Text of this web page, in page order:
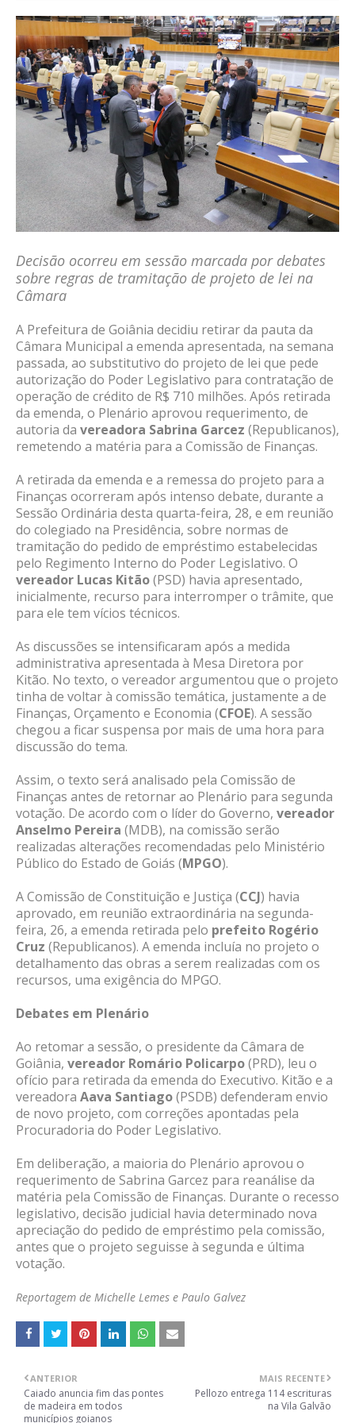
Decisão ocorreu em sessão marcada por debates
sobre regras de tramitação de projeto de lei na
Câmara
A Prefeitura de Goiânia decidiu retirar da pauta da
Câmara Municipal a emenda apresentada, na semana
passada, ao substitutivo do projeto de lei que pede
autorização do Poder Legislativo para contratação de
operação de crédito de R$ 710 milhões. Após retirada
da emenda, o Plenário aprovou requerimento, de
autoria da vereadora Sabrina Garcez (Republicanos),
remetendo a matéria para a Comissão de Finanças.
A retirada da emenda e a remessa do projeto para a
Finanças ocorreram após intenso debate, durante a
Sessão Ordinária desta quarta-feira, 28, e em reunião
do colegiado na Presidência, sobre normas de
tramitação do pedido de empréstimo estabelecidas
pelo Regimento Interno do Poder Legislativo. O
vereador Lucas Kitão(PSD) havia apresentado,
inicialmente, recurso para interromper o trâmite, que
para ele tem vícios técnicos.
As discussões se intensificaram após a medida
administrativa apresentada à Mesa Diretora por
Kitão. No texto, o vereador argumentou que o projeto
tinha de voltar à comissão temática, justamente a de
Finanças, Orçamento e Economia (CFOE). A sessão
chegou a ficar suspensa por mais de uma hora para
discussão do tema.
Assim, o texto será analisado pela Comissão de
Finanças antes de retornar ao Plenário para segunda
votação. De acordo com o líder do Governo, vereador
Anselmo Pereira (MDB), na comissão serão
realizadas alterações recomendadas pelo Ministério
Público do Estado de Goiás (MPGO).
A Comissão de Constituição e Justiça (CCJ) havia
aprovado, em reunião extraordinária na segunda-
feira, 26, a emenda retirada pelo prefeito Rogério
Cruz (Republicanos). A emenda incluía no projeto o
detalhamento das obras a serem realizadas com os
recursos, uma exigência do MPGO.
Debates em Plenário
Ao retomar a sessão, o presidente da Câmara de
Goiânia, vereador Romário Policarpo(PRD), leu o
ofício para retirada da emenda do Executivo. Kitão e a
vereadora Aava Santiago(PSDB) defenderam envio
de novo projeto, com correções apontadas pela
Procuradoria do Poder Legislativo.
Em deliberação, a maioria do Plenário aprovou o
requerimento de Sabrina Garcez para reanálise da
matéria pela Comissão de Finanças. Durante o recesso
legislativo, decisão judicial havia determinado nova
apreciação do pedido de empréstimo pela comissão,
antes que o projeto seguisse à segunda e última
votação.
Reportagem de Michelle Lemes e Paulo Galvez
MAIS RECENTE
Pellozo entrega 114 escrituras
na Vila Galvão
ANTERIOR
Caiado anuncia fim das pontes
de madeira em todos
municípios goianos